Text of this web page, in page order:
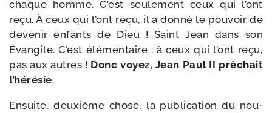
chaque homme. C’est seule­ment ceux qui l’ont
reçu. À ceux qui l’ont reçu, il a don­né le pou­voir de
deve­nir enfants de Dieu ! Saint Jean dans son
Évangile. C’est élé­men­taire : à ceux qui l’ont reçu,
pas aux autres ! Donc voyez, Jean Paul II prê­chait
l’hérésie.
Ensuite, deuxième chose, la publi­ca­tion du nou­